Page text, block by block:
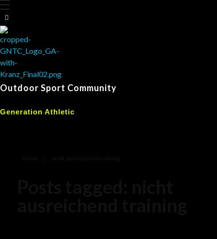
Outdoor Sport Community
Generation Athletic